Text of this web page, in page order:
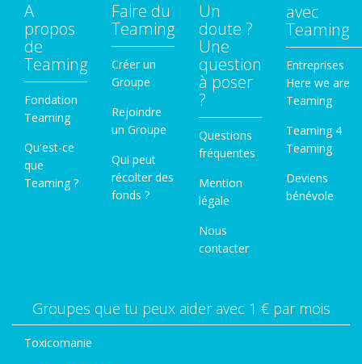
A
propos
de
Teaming
Fondation
Teaming
Qu'est-ce
que
Teaming ?
Faire du
Teaming
Créer un
Groupe
Rejoindre
un Groupe
Qui peut
récolter des
fonds ?
Un
doute ?
Une
question
à poser
?
Questions
fréquentes
Mention
légale
Nous
contacter
avec
Teaming
Entreprises
Here we are
Teaming
Teaming 4
Teaming
Deviens
bénévole
Groupes que tu peux aider avec 1 € par mois
Toxicomanie